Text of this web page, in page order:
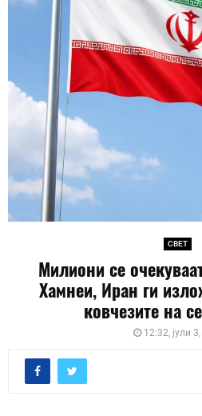
СВЕТ
Милиони се
Хамнеи, Иран ги
ковчезите на
12:32, јули